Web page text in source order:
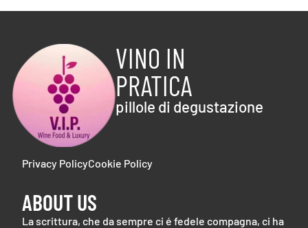
VINO IN
PRATICA
pillole di degustazione
Privacy PolicyCookie Policy
ABOUT US
La scrittura, che da sempre ci é fedele compagna, ci ha